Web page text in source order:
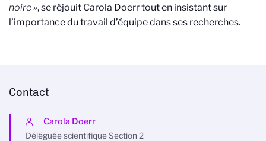
noire », se réjouit Carola Doerr tout en insistant sur
l’importance du travail d’équipe dans ses recherches.
Contact
Carola Doerr
Déléguée scientifique Section 2